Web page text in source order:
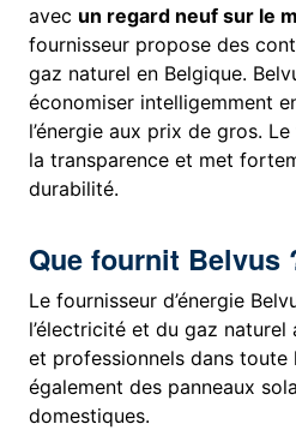
avec un regard neuf sur le
fournisseur propose des
gaz naturel en Belgique.
économiser intelligemment
l’énergie aux prix de gros.
la transparence et met
durabilité.
Que fournit Belvus
Le fournisseur d’énergie
l’électricité et du gaz
et professionnels dans toute
également des panneaux
domestiques.